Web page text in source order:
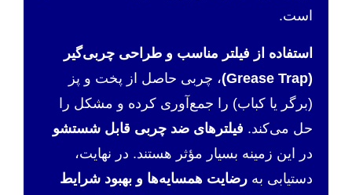
است.
استفاده از فیلتر مناسب و طراحی چربی‌گیر
(Grease Trap)
، چربی حاصل از پخت و پز
(برگر یا کباب) را جمع‌آوری کرده و مشکل را
حل می‌کند. فیلترهای ضد چربی قابل شستشو
در این زمینه بسیار مؤثر هستند. در نهایت،
دستیابی به رضایت همسایه‌ها و بهبود شرایط